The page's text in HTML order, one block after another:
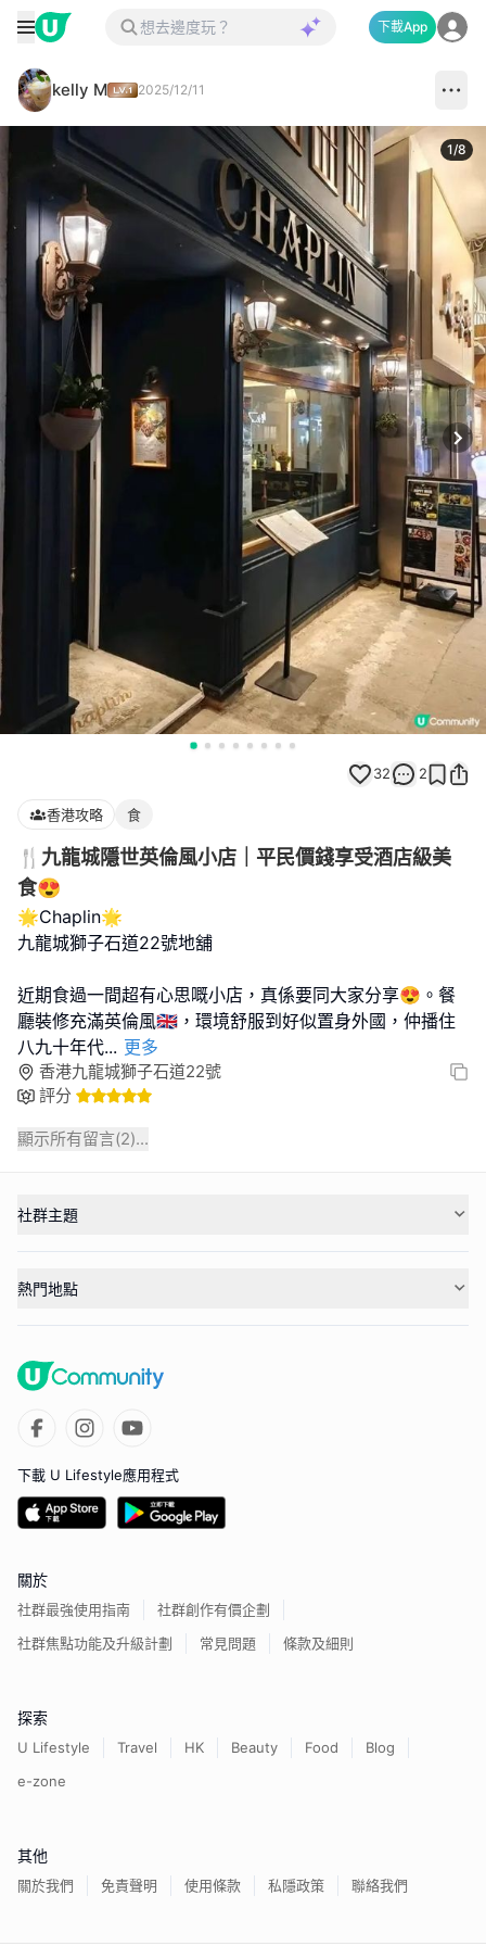
下載App
kelly M 2025/12/11
1/8
32 2
香港攻略 食
🍴九龍城隱世英倫風小店｜平民價錢享受酒店級美
食😍
🌟Chaplin🌟
九龍城獅子石道22號地舖
近期食過一間超有心思嘅小店，真係要同大家分享😍。餐
廳裝修充滿英倫風🇬🇧，環境舒服到好似置身外國，仲播住
八九十年代... 更多
香港九龍城獅子石道22號
評分
顯示所有留言(2)...
社群主題
熱門地點
下載 U Lifestyle應用程式
關於
社群最強使用指南
社群創作有價企劃
社群焦點功能及升級計劃
常見問題 條款及細則
探索
U Lifestyle Travel HK Beauty Food
Blog
e-zone
其他
關於我們 免責聲明 使用條款 私隱政策 聯絡我們